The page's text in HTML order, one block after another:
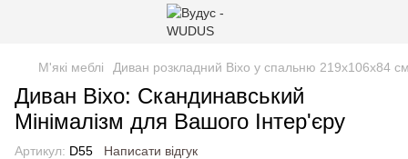
М'які меблі Диван розкладний Віхо у спальню 219x106x84
Диван Віхо: Скандинавський
Мінімалізм для Вашого Інтер'єру
Артикул: D55 Написати відгук